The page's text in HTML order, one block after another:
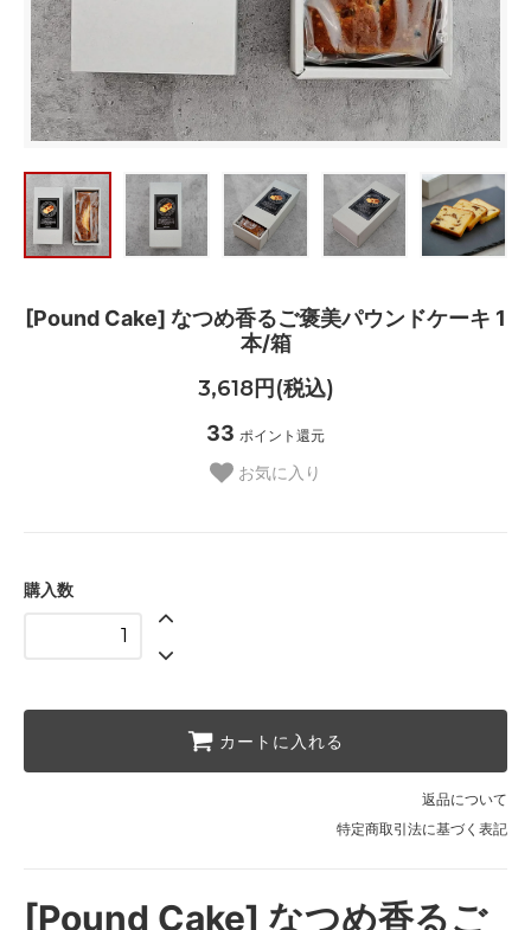
[Pound Cake] なつめ香るご褒美パウンドケーキ 1
本/箱
3,618円(税込)
33 ポイント還元
お気に入り
購入数
カートに入れる
返品について
特定商取引法に基づく表記
[Pound Cake] なつめ香るご